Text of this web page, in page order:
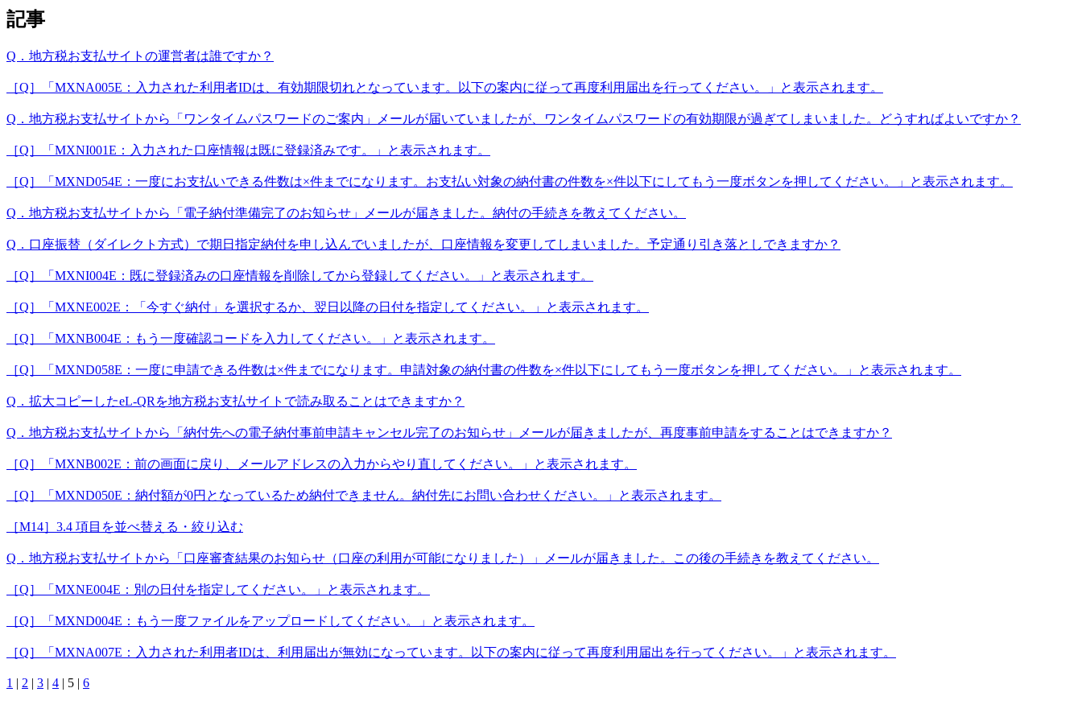
記事
Q．地方税お支払サイトの運営者は誰ですか？
［Q］「MXNA005E：入力された利用者IDは、有効期限切れとなっています。以下の案内に従って再度利用届出を行ってください。」と表示されます。
Q．地方税お支払サイトから「ワンタイムパスワードのご案内」メールが届いていましたが、ワンタイムパスワードの有効期限が過ぎてしまいました。どうすればよいですか？
［Q］「MXNI001E：入力された口座情報は既に登録済みです。」と表示されます。
［Q］「MXND054E：一度にお支払いできる件数は×件までになります。お支払い対象の納付書の件数を×件以下にしてもう一度ボタンを押してください。」と表示されます。
Q．地方税お支払サイトから「電子納付準備完了のお知らせ」メールが届きました。納付の手続きを教えてください。
Q．口座振替（ダイレクト方式）で期日指定納付を申し込んでいましたが、口座情報を変更してしまいました。予定通り引き落としできますか？
［Q］「MXNI004E：既に登録済みの口座情報を削除してから登録してください。」と表示されます。
［Q］「MXNE002E：「今すぐ納付」を選択するか、翌日以降の日付を指定してください。」と表示されます。
［Q］「MXNB004E：もう一度確認コードを入力してください。」と表示されます。
［Q］「MXND058E：一度に申請できる件数は×件までになります。申請対象の納付書の件数を×件以下にしてもう一度ボタンを押してください。」と表示されます。
Q．拡大コピーしたeL-QRを地方税お支払サイトで読み取ることはできますか？
Q．地方税お支払サイトから「納付先への電子納付事前申請キャンセル完了のお知らせ」メールが届きましたが、再度事前申請をすることはできますか？
［Q］「MXNB002E：前の画面に戻り、メールアドレスの入力からやり直してください。」と表示されます。
［Q］「MXND050E：納付額が0円となっているため納付できません。納付先にお問い合わせください。」と表示されます。
［M14］3.4 項目を並べ替える・絞り込む
Q．地方税お支払サイトから「口座審査結果のお知らせ（口座の利用が可能になりました）」メールが届きました。この後の手続きを教えてください。
［Q］「MXNE004E：別の日付を指定してください。」と表示されます。
［Q］「MXND004E：もう一度ファイルをアップロードしてください。」と表示されます。
［Q］「MXNA007E：入力された利用者IDは、利用届出が無効になっています。以下の案内に従って再度利用届出を行ってください。」と表示されます。
1 | 2 | 3 | 4 | 5 | 6